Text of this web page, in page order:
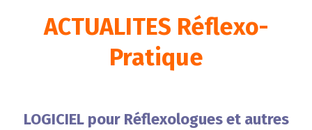
ACTUALITES Réflexo-
Pratique
LOGICIEL pour Réflexologues et autres